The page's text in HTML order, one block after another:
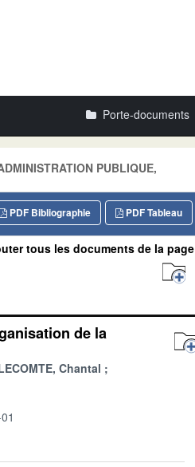
Porte-documents
PUBLIQUE,
PDF Tableau
PDF Bibliographie
tous les documents de la page
de la
Chantal